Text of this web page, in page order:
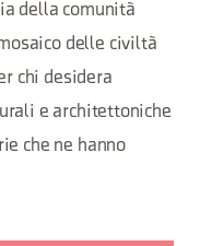
della comunità
delle civiltà
chi desidera
e architettoniche
che ne hanno